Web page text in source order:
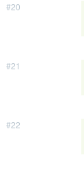
#20
#21
#22